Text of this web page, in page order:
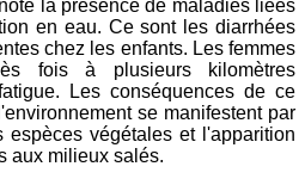
la présence de maladies liées
en eau. Ce sont les diarrhées
chez les enfants. Les femmes
fois à plusieurs kilomètres
Les conséquences de ce
se manifestent par
espèces végétales et l'apparition
aux milieux salés.